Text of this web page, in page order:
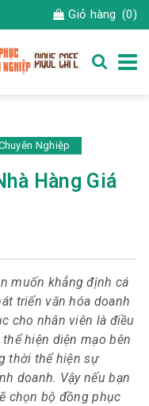
Giỏ hàng (0)
Nghiệp
Hàng Giá
muốn khẳng định cá
triển văn hóa doanh
cho nhân viên là điều
hiện diện mạo bên
thời thể hiện sự
doanh. Vậy nếu bạn
chọn bộ đồng phục